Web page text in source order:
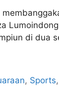
di dua
, Sports,